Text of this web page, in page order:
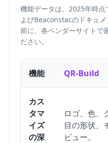
機能データは、2025年時
よびBeaconstacのドキュ
前に、各ベンダーサイトで
ださい。
機能 QR-Build
カス
タマ
イズ
の深
ロゴ、色、
目の形状、
ビュー。